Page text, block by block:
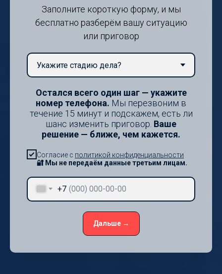
Заполните короткую форму, и мы
бесплатно разберём вашу ситуацию
или приговор
Остался всего один шаг — укажите
номер телефона. Мы перезвоним в
течение 15 минут и подскажем, есть ли
шанс изменить приговор. Ваше
решение — ближе, чем кажется.
Согласие с политикой конфиденциальности
🔐 Мы не передаём данные третьим лицам.
+7
Дальше →